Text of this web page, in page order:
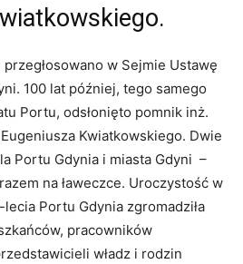
w Sejmie Ustawę
100 lat później, tego samego
Portu, odsłonięto pomnik inż.
Kwiatkowskiego. Dwie
Portu Gdynia i miasta Gdyni –
na ławeczce. Uroczystość w
Portu Gdynia zgromadziła
pracowników
władz i rodzin